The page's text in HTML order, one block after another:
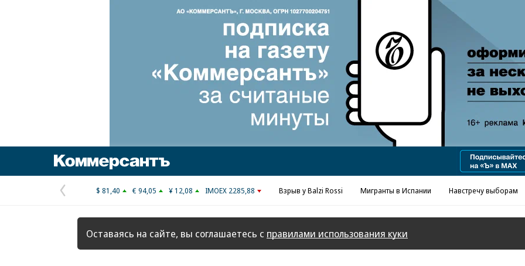
Реклама в «Ъ» www.kommersant.ru/ad
Предыдущая
страница
$ 81,40 € 94,05 ¥ 12,08 IMOEX 2285,88 Взрыв у Balzi Rossi Мигранты в Испании Навстречу выборам
Оставаясь на сайте, вы соглашаетесь с правилами использования куки